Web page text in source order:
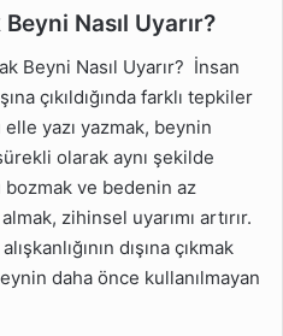
Nasıl Uyarır?
Beyni Nasıl Uyarır? İnsan
çıkıldığında farklı tepkiler
yazı yazmak, beynin
olarak aynı şekilde
bozmak ve bedenin az
zihinsel uyarımı artırır.
dışına çıkmak
daha önce kullanılmayan